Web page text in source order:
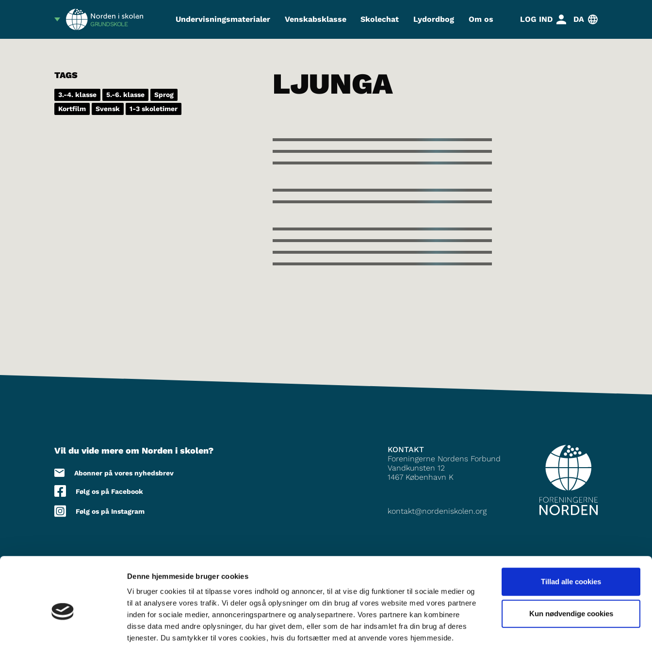
Denne hjemmeside bruger cookies
Vi bruger cookies til at tilpasse vores indhold og annoncer, til at vise dig funktioner til sociale medier og
til at analysere vores trafik. Vi deler også oplysninger om din brug af vores website med vores partnere
inden for sociale medier, annonceringspartnere og analysepartnere. Vores partnere kan kombinere
disse data med andre oplysninger, du har givet dem, eller som de har indsamlet fra din brug af deres
tjenester. Du samtykker til vores cookies, hvis du fortsætter med at anvende vores hjemmeside.
Tillad alle cookies
Kun nødvendige cookies
GRUNDSKOLE
Undervisningsmaterialer Venskabsklasse Skolechat Lydordbog Om os LOG IND DA
TAGS
3.-4. klasse 5.-6. klasse
Sprog
Kortfilm
Svensk 1-3 skoletimer
LJUNGA
Vil du vide mere om Norden i skolen?
Abonner på vores nyhedsbrev
Følg os på Facebook
Følg os på Instagram
KONTAKT
Foreningerne Nordens Forbund
Vandkunsten 12
1467 København K
kontakt@nordeniskolen.org